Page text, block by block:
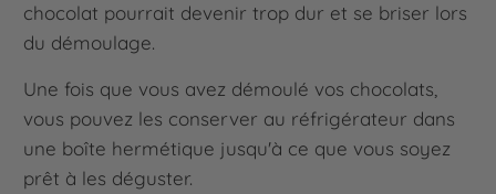
chocolat pourrait devenir trop dur et se briser lors
du démoulage.
Une fois que vous avez démoulé vos chocolats,
vous pouvez les conserver au réfrigérateur dans
une boîte hermétique jusqu'à ce que vous soyez
prêt à les déguster.